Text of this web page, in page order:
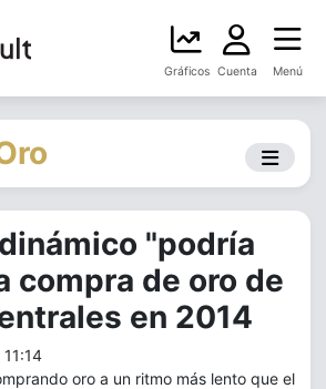
Gráficos Cuenta Menú
"podría
compra de oro de
en 2014
oro a un ritmo más lento que el